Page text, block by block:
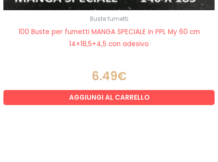
Buste fumetti
100 Buste per fumetti MANGA SPECIALE in PPL My 60 cm
14×18,5+4,5 con adesivo
6.49€
AGGIUNGI AL CARRELLO